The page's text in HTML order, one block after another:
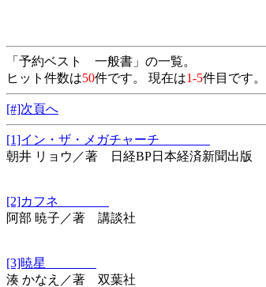
「予約ベスト 一般書」の一覧。
ヒット件数は50件です。 現在は1-5件目です。
[#]次頁へ
[1]イン・ザ・メガチャーチ
朝井 リョウ／著 日経BP日本経済新聞出版
[2]カフネ
阿部 暁子／著 講談社
[3]暁星
湊 かなえ／著 双葉社